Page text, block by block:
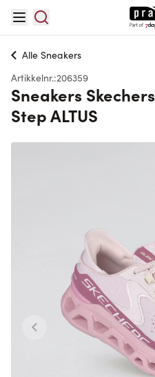
Alle Sneakers
Artikkelnr.:206359
Sneakers
Step ALTUS